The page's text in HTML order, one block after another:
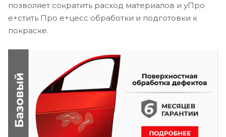
позволяет сократить расход материалов и уПро
е+стить Про е+цесс обработки и подготовки к
покраске.